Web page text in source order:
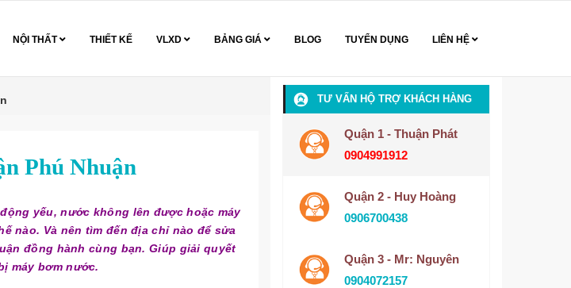
NỘI THẤT THIẾT KẾ VLXD BẢNG GIÁ BLOG TUYỂN DỤNG LIÊN HỆ
Phú Nhuận
yếu, nước không lên được hoặc máy
nào. Và nên tìm đến địa chỉ nào để sửa
đồng hành cùng bạn. Giúp giải quyết
máy bơm nước.
TƯ VẤN HỘ TRỢ KHÁCH HÀNG
Quận 1 - Thuận Phát
0904991912
Quận 2 - Huy Hoàng
0906700438
Quận 3 - Mr: Nguyên
0904072157